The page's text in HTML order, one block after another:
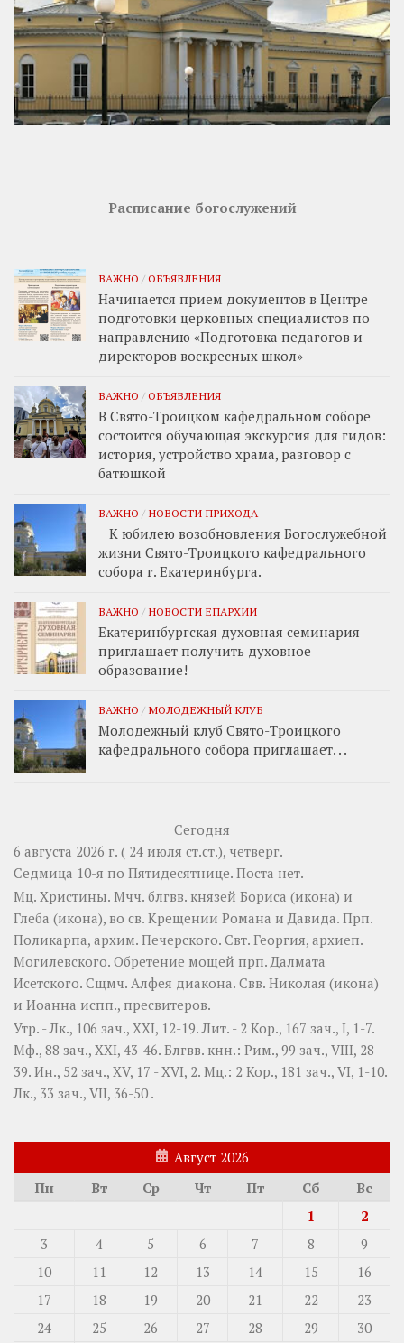
Расписание богослужений
ВАЖНО / ОБЪЯВЛЕНИЯ
Начинается прием документов в Центре
подготовки церковных специалистов по
направлению «Подготовка педагогов и
директоров воскресных школ»
ВАЖНО / ОБЪЯВЛЕНИЯ
В Свято-Троицком кафедральном соборе
состоится обучающая экскурсия для гидов:
история, устройство храма, разговор с
батюшкой
ВАЖНО / НОВОСТИ ПРИХОДА
К юбилею возобновления Богослужебной
жизни Свято-Троицкого кафедрального
собора г. Екатеринбурга.
ВАЖНО / НОВОСТИ ЕПАРХИИ
Екатеринбургская духовная семинария
приглашает получить духовное
образование!
ВАЖНО / МОЛОДЕЖНЫЙ КЛУБ
Молодежный клуб Свято-Троицкого
кафедрального собора приглашает. . .
Сегодня
6 августа 2026 г. ( 24 июля ст.ст.), четверг.
Седмица 10-я по Пятидесятнице. Поста нет.
Мц. Христины. Мчч. блгвв. князей Бориса (икона) и
Глеба (икона), во св. Крещении Романа и Давида. Прп.
Поликарпа, архим. Печерского. Свт. Георгия, архиеп.
Могилевского. Обретение мощей прп. Далмата
Исетского. Сщмч. Алфея диакона. Свв. Николая (икона)
и Иоанна испп., пресвитеров.
Утр. -Лк., 106 зач., XXI, 12-19.Лит. - 2 Кор., 167 зач., I, 1-7.
Мф., 88 зач., XXI, 43-46. Блгвв. кнн.: Рим., 99 зач., VIII, 28-
39. Ин., 52 зач., XV, 17 - XVI, 2. Мц.: 2 Кор., 181 зач., VI, 1-10.
Лк., 33 зач., VII, 36-50 .
Август 2026
Пн
Вт Ср Чт Пт Сб
Вс
1
2
3
4 5 6 7 8
9
10
11 12 13 14 15
16
17
18 19 20 21 22
23
24
25 26 27 28 29
30